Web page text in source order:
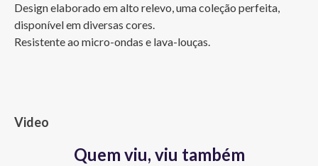
Design elaborado em alto relevo, uma coleção perfeita,
disponível em diversas cores.
Resistente ao micro-ondas e lava-louças.
Video
Quem viu, viu também